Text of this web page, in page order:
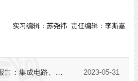
实习编辑： 苏尧祎 责任编辑： 李斯嘉